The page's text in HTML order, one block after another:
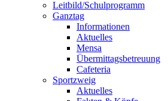
Leitbild/Schulprogramm
Ganztag
Informationen
Aktuelles
Mensa
Übermittagsbetreuung
Cafeteria
Sportzweig
Aktuelles